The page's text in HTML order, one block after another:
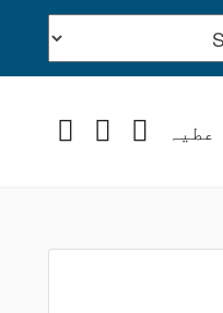
عطیہ Facebook
YouTube